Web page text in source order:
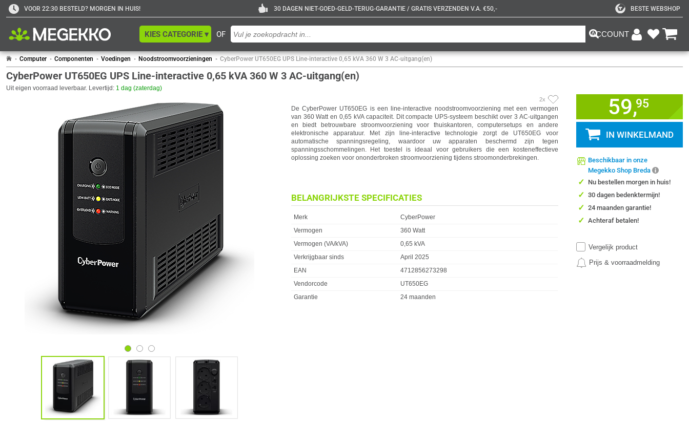
VOOR 22:30 BESTELD? MORGEN IN HUIS! 30 DAGEN NIET-GOED-GELD-TERUG-GARANTIE / GRATIS VERZENDEN V.A. €50,- BESTE WEBSHOP
OF
KIES CATEGORIE ▾ ACCOUNT
Computer Componenten Voedingen Noodstroomvoorzieningen CyberPower UT650EG UPS Line-interactive 0,65 kVA 360 W 3 AC-uitgang(en)
CyberPower UT650EG UPS Line-interactive 0,65 kVA 360 W 3 AC-uitgang(en)
Uit eigen voorraad leverbaar. Levertijd: 1 dag (zaterdag)
2x
De CyberPower UT650EG is een line-interactive noodstroomvoorziening met een vermogen
van 360 Watt en 0,65 kVA capaciteit. Dit compacte UPS-systeem beschikt over 3 AC-uitgangen
en biedt betrouwbare stroomvoorziening voor thuiskantoren, computersetups en andere
elektronische apparatuur. Met zijn line-interactive technologie zorgt de UT650EG voor
automatische spanningsregeling, waardoor uw apparaten beschermd zijn tegen
spanningsschommelingen. Het toestel is ideaal voor gebruikers die een kosteneffectieve
oplossing zoeken voor ononderbroken stroomvoorziening tijdens stroomonderbrekingen.
BELANGRIJKSTE SPECIFICATIES
Eigenschap
Merk
CyberPower
Vermogen
360 Watt
Vermogen (VA/kVA)
0,65 kVA
Verkrijgbaar sinds
April 2025
EAN
4712856273298
Vendorcode
UT650EG
Garantie
24 maanden
59,95
IN WINKELMAND
Beschikbaar in onze
Megekko Shop Breda
✓ Nu bestellen morgen in huis!
✓ 30 dagen bedenktermijn!
✓ 24 maanden garantie!
✓ Achteraf betalen!
Vergelijk product
Prijs & voorraadmelding